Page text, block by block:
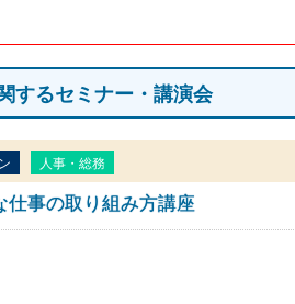
するセミナー・講演会
人事・総務
仕事の取り組み方講座